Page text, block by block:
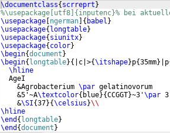
\documentclass{ scrreprt }
%\usepackage[utf8]{inputenc}% bei
\usepackage ngerman { babel }
\usepackage{ longtable}
\usepackage{ siunitx}
\usepackage{ color}
\begin{document }
\begin{ longtable}{ |c|>{\itshape}p{35mm} |p
\hline
  AgeI
    &Agrobacterium
\par gelatinovorum
    &5'~A
\textcolor{ blue}{CCGGT}~3'\par
    &
\SI{37}{\celsius }\\
\hline
\end { longtable}
\end {document }